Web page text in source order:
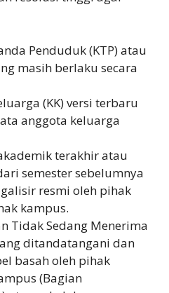
Penduduk (KTP) atau
masih berlaku secara
(KK) versi terbaru
anggota keluarga
terakhir atau
semester sebelumnya
resmi oleh pihak
kampus.
Tidak Sedang Menerima
ditandatangani dan
basah oleh pihak
(Bagian